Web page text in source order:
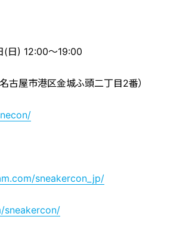
(日) 12:00〜19:00
古屋市港区金城ふ頭二丁目2番）
sneakercon_jp/
sneakercon/